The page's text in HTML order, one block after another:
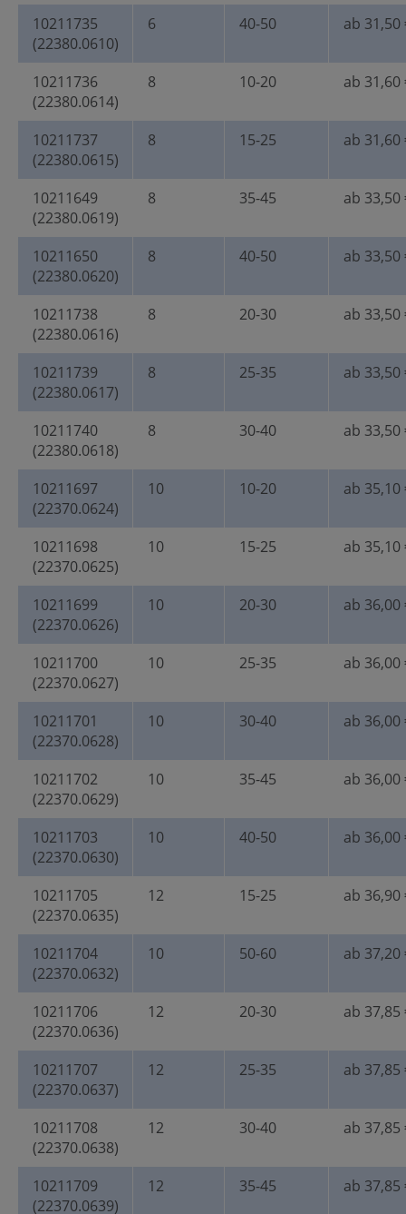
10211735
(22380.0610)
6 40-50 ab 31,50
10211736
(22380.0614)
8 10-20 ab 31,60
10211737
(22380.0615)
8 15-25 ab 31,60
10211649
(22380.0619)
8 35-45 ab 33,50
10211650
(22380.0620)
8 40-50 ab 33,50
10211738
(22380.0616)
8 20-30 ab 33,50
10211739
(22380.0617)
8 25-35 ab 33,50
10211740
(22380.0618)
8 30-40 ab 33,50
10211697
(22370.0624)
10 10-20 ab 35,10
10211698
(22370.0625)
10 15-25 ab 35,10
10211699
(22370.0626)
10 20-30 ab 36,00
10211700
(22370.0627)
10 25-35 ab 36,00
10211701
(22370.0628)
10 30-40 ab 36,00
10211702
(22370.0629)
10 35-45 ab 36,00
10211703
(22370.0630)
10 40-50 ab 36,00
10211705
(22370.0635)
12 15-25 ab 36,90
10211704
(22370.0632)
10 50-60 ab 37,20
10211706
(22370.0636)
12 20-30 ab 37,85
10211707
(22370.0637)
12 25-35 ab 37,85
10211708
(22370.0638)
12 30-40 ab 37,85
10211709
(22370.0639)
12 35-45 ab 37,85